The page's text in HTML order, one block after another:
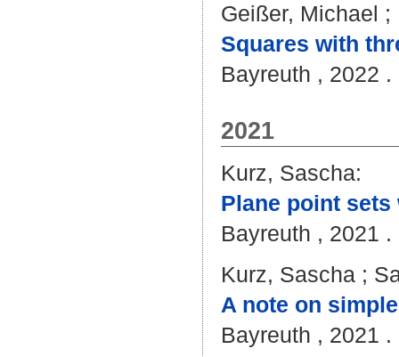
Geißer, Michael ;
Squares with
Bayreuth , 2022 .
2021
Kurz, Sascha:
Plane point
Bayreuth , 2021 .
Kurz, Sascha ;
A note on
Bayreuth , 2021 .